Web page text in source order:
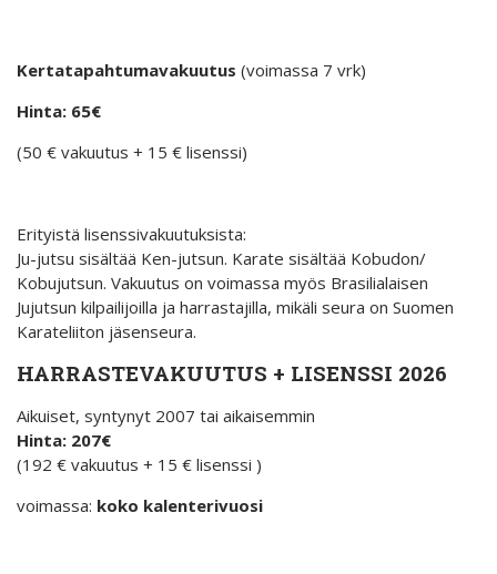
Kertatapahtumavakuutus (voimassa 7 vrk)
Hinta: 65€
(50 € vakuutus + 15 € lisenssi)
Erityistä lisenssivakuutuksista:
Ju-jutsu sisältää Ken-jutsun. Karate sisältää Kobudon/
Kobujutsun. Vakuutus on voimassa myös Brasilialaisen
Jujutsun kilpailijoilla ja harrastajilla, mikäli seura on Suomen
Karateliiton jäsenseura.
HARRASTEVAKUUTUS + LISENSSI 2026
Aikuiset, syntynyt 2007 tai aikaisemmin
Hinta: 207€
(192 € vakuutus + 15 € lisenssi )
voimassa: koko kalenterivuosi